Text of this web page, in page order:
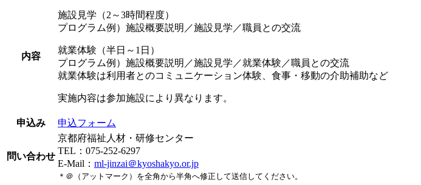
内容
施設見学（2～3時間程度）
プログラム例）施設概要説明／施設見学／職員との交流
就業体験（半日～1日）
プログラム例）施設概要説明／施設見学／就業体験／職員との交流
就業体験は利用者とのコミュニケーション体験、食事・移動の介助補助など
実施内容は参加施設により異なります。
申込み 申込フォーム
問い合わせ
京都府福祉人材・研修センター
TEL：075-252-6297
E-Mail： ml-jinzai＠kyoshakyo.or.jp
＊＠（アットマーク）を全角から半角へ修正して送信してください。